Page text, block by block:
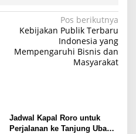
Pos berikutnya
Kebijakan Publik Terbaru
Indonesia yang
Mempengaruhi Bisnis dan
Masyarakat
Jadwal Kapal Roro untuk
Perjalanan ke Tanjung Uban